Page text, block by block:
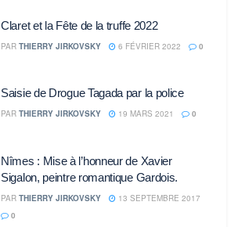
Claret et la Fête de la truffe 2022
PAR THIERRY JIRKOVSKY 6 FÉVRIER 2022 0
Saisie de Drogue Tagada par la police
PAR THIERRY JIRKOVSKY 19 MARS 2021 0
Nîmes : Mise à l’honneur de Xavier
Sigalon, peintre romantique Gardois.
PAR THIERRY JIRKOVSKY
13 SEPTEMBRE 2017
0